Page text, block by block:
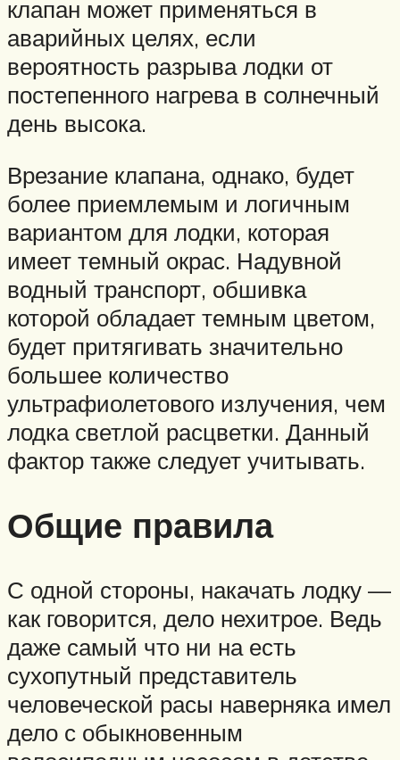
клапан может применяться в
аварийных целях, если
вероятность разрыва лодки от
постепенного нагрева в солнечный
день высока.
Врезание клапана, однако, будет
более приемлемым и логичным
вариантом для лодки, которая
имеет темный окрас. Надувной
водный транспорт, обшивка
которой обладает темным цветом,
будет притягивать значительно
большее количество
ультрафиолетового излучения, чем
лодка светлой расцветки. Данный
фактор также следует учитывать.
Общие правила
С одной стороны, накачать лодку —
как говорится, дело нехитрое. Ведь
даже самый что ни на есть
сухопутный представитель
человеческой расы наверняка имел
дело с обыкновенным